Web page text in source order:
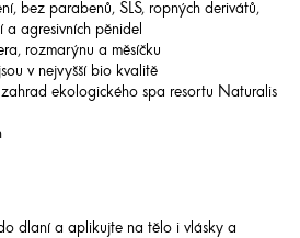
bez parabenů, SLS, ropných derivátů,
a agresivních pěnidel
rozmarýnu a měsíčku
v nejvyšší bio kvalitě
ekologického spa resortu Naturalis
dlaní a aplikujte na tělo i vlásky a